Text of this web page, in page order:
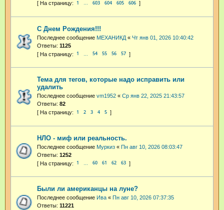
1 … 603 604 605 606
С Днем Рождения!!!
Последнее сообщение МЕХАНИКД « Чт янв 01, 2026 10:40:42
Ответы: 1125
1 54 55 56 57
Тема для тегов, которые надо исправить или
удалить
Последнее сообщение vm1952 « Ср янв 22, 2025 21:43:57
Ответы: 82
1 2 3 4 5
НЛО - миф или реальность.
Последнее сообщение Муркиз « Пн авг 10, 2026 08:03:47
Ответы: 1252
1 60 61 62 63
Были ли американцы на луне?
Последнее сообщение Ива « Пн авг 10, 2026 07:37:35
Ответы: 11221